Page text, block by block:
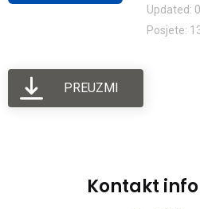
Updated:
Posjete:
PREUZMI
Kontakt